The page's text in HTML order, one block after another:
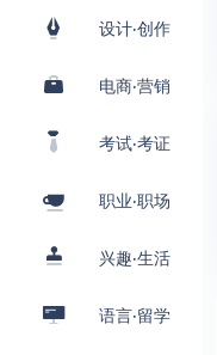
设计·创作
电商·营销
考试·考证
职业·职场
兴趣·生活
语言·留学